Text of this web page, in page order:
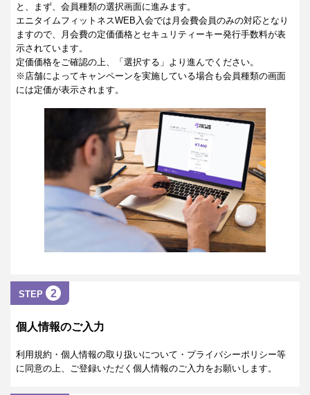
と、まず、会員種類の選択画面に進みます。
エニタイムフィットネスWEB入会では月会費会員のみの対応となり
ますので、月会費の定価価格とセキュリティーキー発行手数料が表
示されています。
定価価格をご確認の上、「選択する」より進んでください。
※店舗によってキャンペーンを実施している場合も会員種類の画面
には定価が表示されます。
STEP 2
個人情報のご入力
利用規約・個人情報の取り扱いについて・プライバシーポリシー等
に同意の上、ご登録いただく個人情報のご入力をお願いします。